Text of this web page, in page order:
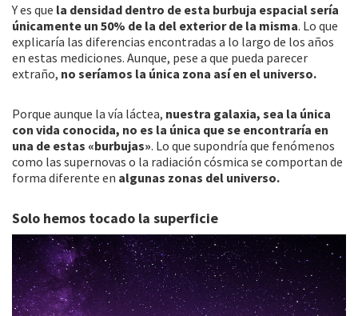
Y es que la densidad dentro de esta burbuja espacial sería
únicamente un 50% de la del exterior de la misma. Lo que
explicaría las diferencias encontradas a lo largo de los años
en estas mediciones. Aunque, pese a que pueda parecer
extraño, no seríamos la única zona así en el universo.
Porque aunque la vía láctea, nuestra galaxia, sea la única
con vida conocida, no es la única que se encontraría en
una de estas «burbujas». Lo que supondría que fenómenos
como las supernovas o la radiación cósmica se comportan de
forma diferente en algunas zonas del universo.
Solo hemos tocado la superficie